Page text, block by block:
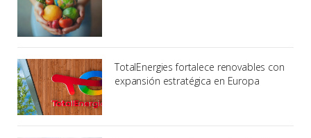
TotalEnergies fortalece renovables con
expansión estratégica en Europa